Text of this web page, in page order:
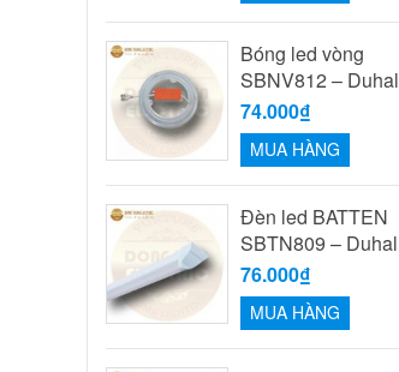
Bóng led vòng
SBNV812 – Duhal
74.000₫
MUA HÀNG
Đèn led BATTEN
SBTN809 – Duhal
76.000₫
MUA HÀNG